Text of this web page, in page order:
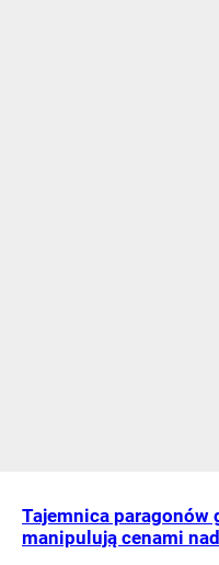
Tajemnica paragonów
manipulują cenami